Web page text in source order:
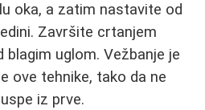
oka, a zatim nastavite od
Završite crtanjem
uglom. Vežbanje je
ove tehnike, tako da ne
iz prve.